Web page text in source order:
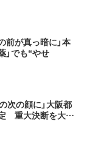
前が真っ暗に」本
」でも“やせ
次の顔に」大阪都
重大決断を大…